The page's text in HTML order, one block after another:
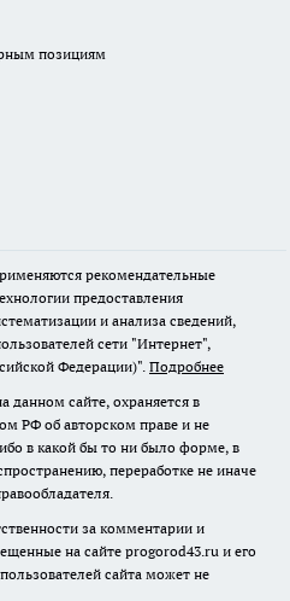
позициям
рекомендательные
предоставления
и анализа сведений,
сети "Интернет",
Федерации)". Подробнее
данном сайте, охраняется в
РФ об авторском праве и не
в какой бы то ни было форме, в
переработке не иначе
за комментарии и
на сайте progorod43.ru и его
сайта может не